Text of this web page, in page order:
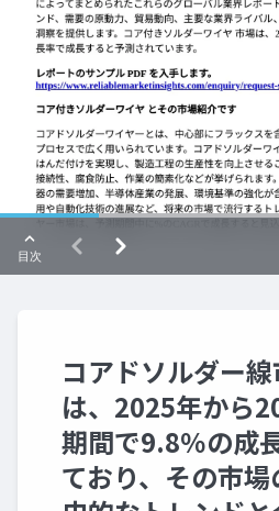
コアドソルダー
は、2025年から
期間で9.8％の成
ており、その市